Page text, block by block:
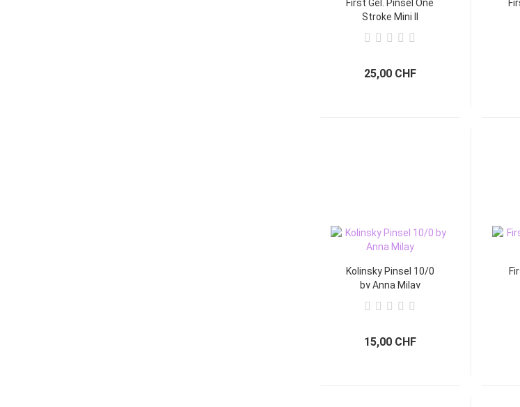
First Gel. Pinsel One
Stroke Mini II
Compact Type.
25,00 CHF
Kolinsky Pinsel 10/0
by Anna Milay
15,00 CHF